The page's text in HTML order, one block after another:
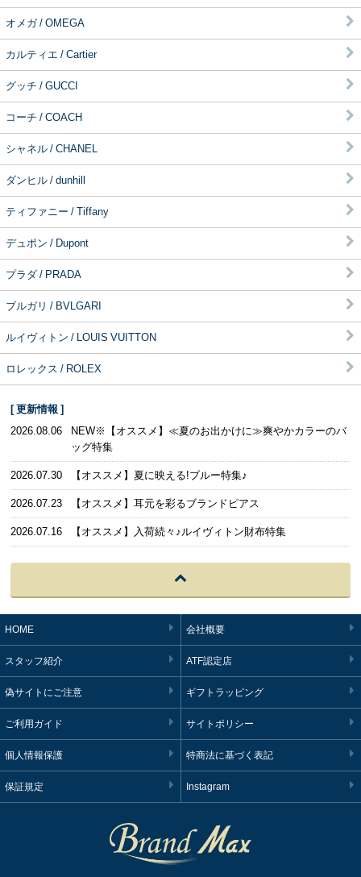
オメガ / OMEGA
カルティエ / Cartier
グッチ / GUCCI
コーチ / COACH
シャネル / CHANEL
ダンヒル / dunhill
ティファニー / Tiffany
デュポン / Dupont
プラダ / PRADA
ブルガリ / BVLGARI
ルイヴィトン / LOUIS VUITTON
ロレックス / ROLEX
[ 更新情報 ]
2026.08.06
NEW※【オススメ】≪夏のお出かけに≫爽やかカラーのバ
ッグ特集
2026.07.30 【オススメ】夏に映える!ブルー特集♪
2026.07.23 【オススメ】耳元を彩るブランドピアス
2026.07.16 【オススメ】入荷続々♪ルイヴィトン財布特集
HOME 会社概要
スタッフ紹介 ATF認定店
偽サイトにご注意 ギフトラッピング
ご利用ガイド サイトポリシー
個人情報保護 特商法に基づく表記
保証規定 Instagram